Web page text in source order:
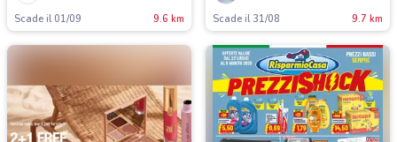
Scade il 01/09 9.6 km Scade il 31/08 9.7 km